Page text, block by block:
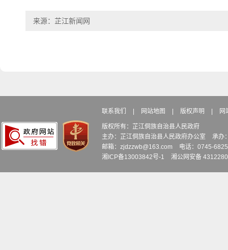
来源：芷江新闻网
联系我们 网站地图 版权声明 网
版权所有：芷江侗族自治县人民政府
主办：芷江侗族自治县人民政府办公室
承办
邮箱：zjdzzwb@163.com
电话：0745-
湘ICP备13003842号-1
湘公网安备